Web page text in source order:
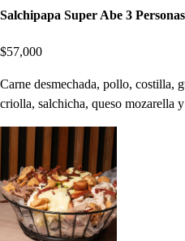
Salchipapa Super Abe 3 Personas
$57,000
Carne desmechada, pollo, costilla,
criolla, salchicha, queso mozarella y